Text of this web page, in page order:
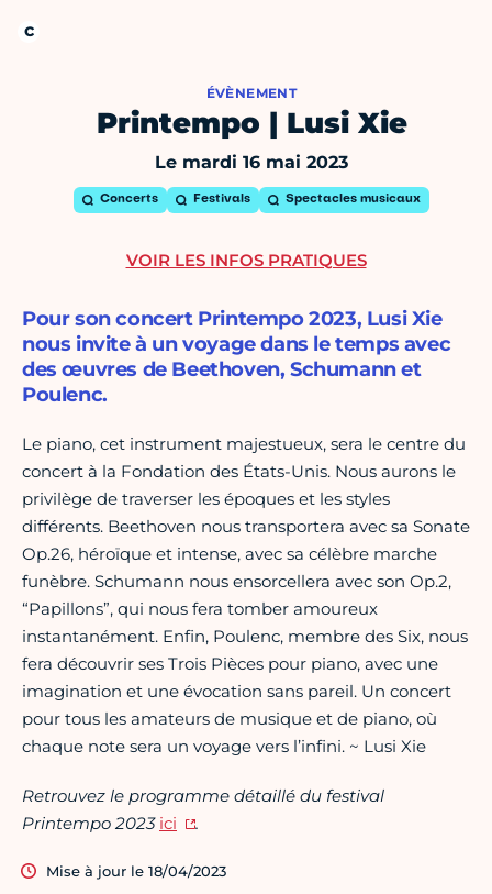
ÉVÈNEMENT
Printempo | Lusi Xie
Le mardi 16 mai 2023
Concerts Festivals Spectacles musicaux
Pour son concert Printempo 2023, Lusi Xie
nous invite à un voyage dans le temps avec
des œuvres de Beethoven, Schumann et
Poulenc.
Le piano, cet instrument majestueux, sera le centre du
concert à la Fondation des États-Unis. Nous aurons le
privilège de traverser les époques et les styles
différents. Beethoven nous transportera avec sa Sonate
Op.26, héroïque et intense, avec sa célèbre marche
funèbre. Schumann nous ensorcellera avec son Op.2,
“Papillons”, qui nous fera tomber amoureux
instantanément. Enfin, Poulenc, membre des Six, nous
fera découvrir ses Trois Pièces pour piano, avec une
imagination et une évocation sans pareil. Un concert
pour tous les amateurs de musique et de piano, où
chaque note sera un voyage vers l’infini. ~ Lusi Xie
Retrouvez le programme détaillé du festival
Printempo 2023 ici .
Mise à jour le 18/04/2023
VOIR LES INFOS PRATIQUES